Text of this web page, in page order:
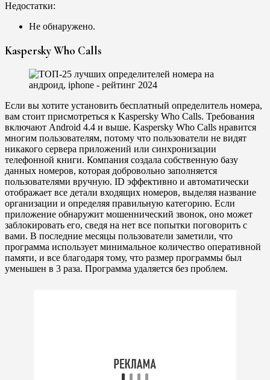
Недостатки:
Не обнаружено.
Kaspersky Who Calls
Если вы хотите установить бесплатный определитель номера,
вам стоит присмотреться к Kaspersky Who Calls. Требования
включают Android 4.4 и выше. Kaspersky Who Calls нравится
многим пользователям, потому что пользователи не видят
никакого сервера приложений или синхронизации
телефонной книги. Компания создала собственную базу
данных номеров, которая добровольно заполняется
пользователями вручную. ID эффективно и автоматически
отображает все детали входящих номеров, выделяя название
организации и определяя правильную категорию. Если
приложение обнаружит мошеннический звонок, оно может
заблокировать его, сведя на нет все попытки поговорить с
вами. В последние месяцы пользователи заметили, что
программа использует минимальное количество оперативной
памяти, и все благодаря тому, что размер программы был
уменьшен в 3 раза. Программа удаляется без проблем.